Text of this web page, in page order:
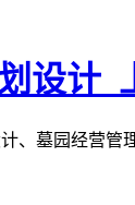
、墓园经营管